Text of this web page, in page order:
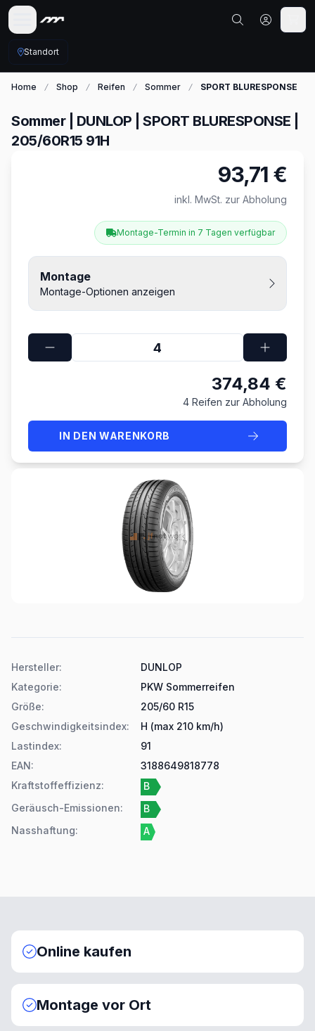
Standort
Home Shop Reifen Sommer SPORT BLURESPONSE
Sommer | DUNLOP | SPORT BLURESPONSE |
205/60R15 91H
93,71 €
inkl. MwSt. zur Abholung
Montage-Termin in 7 Tagen verfügbar
Montage
Montage-Optionen anzeigen
374,84 €
4 Reifen zur Abholung
IN DEN WARENKORB
Hersteller:
DUNLOP
Kategorie:
PKW Sommerreifen
Größe:
205/60 R15
Geschwindigkeitsindex:
H (max 210 km/h)
Lastindex:
91
EAN:
3188649818778
Kraftstoffeffizienz:
B
Geräusch-Emissionen:
B
Nasshaftung: A
Online kaufen
Montage vor Ort